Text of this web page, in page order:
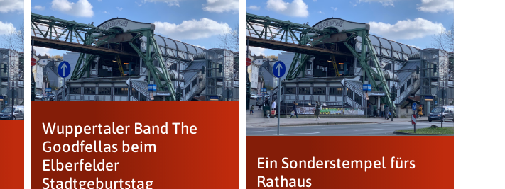
Wuppertaler Band The
Goodfellas beim
Elberfelder
Stadtgeburtstag
Ein Sonderstempel fürs
Rathaus